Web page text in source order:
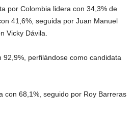
por Colombia lidera con 34,3% de
41,6%, seguida por Juan Manuel
Vicky Dávila.
perfilándose como candidata
con 68,1%, seguido por Roy Barreras